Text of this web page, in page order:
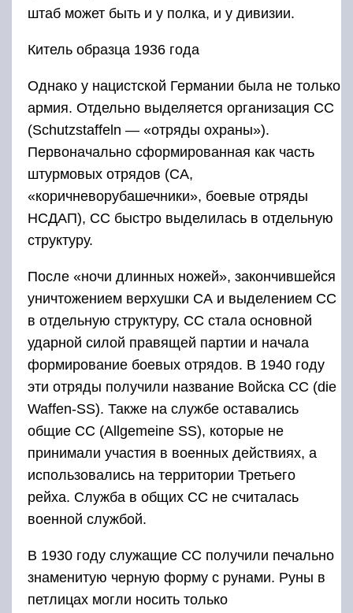
штаб может быть и у полка, и у дивизии.
Китель образца 1936 года
Однако у нацистской Германии была не только
армия. Отдельно выделяется организация СС
(Schutzstaffeln — «отряды охраны»).
Первоначально сформированная как часть
штурмовых отрядов (СА,
«коричневорубашечники», боевые отряды
НСДАП), СС быстро выделилась в отдельную
структуру.
После «ночи длинных ножей», закончившейся
уничтожением верхушки СА и выделением СС
в отдельную структуру, СС стала основной
ударной силой правящей партии и начала
формирование боевых отрядов. В 1940 году
эти отряды получили название Войска СС (die
Waffen-SS). Также на службе оставались
общие СС (Allgemeine SS), которые не
принимали участия в военных действиях, а
использовались на территории Третьего
рейха. Служба в общих СС не считалась
военной службой.
В 1930 году служащие СС получили печально
знаменитую черную форму с рунами. Руны в
петлицах могли носить только